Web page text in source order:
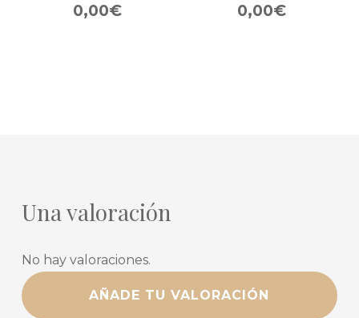
0,00€ 0,00€
Una valoración
No hay valoraciones.
AÑADE TU VALORACIÓN